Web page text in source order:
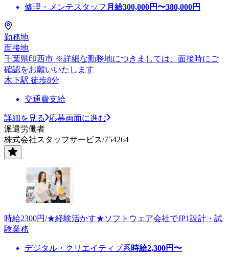
修理・メンテスタッフ 月給300,000円〜380,000円
勤務地
面接地
千葉県印西市 ※詳細な勤務地につきましては、面接時にご
確認をお願いいたします
木下駅 徒歩8分
交通費支給
詳細を見る
応募画面に進む
派遣労働者
株式会社スタッフサービス/754264
時給2300円/★経験活かす★ソフトウェア会社でJP1設計・試
験業務
デジタル・クリエイティブ系時給2,300円〜